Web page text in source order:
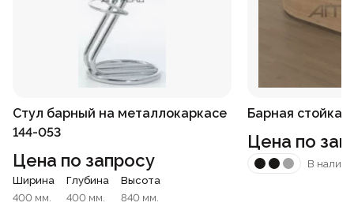
Стул барный на металлокаркасе
144-053
Цена по запросу
Ширина
400 мм.
Глубина
400 мм.
Высота
840 мм.
Барная стойка
Цена по
В